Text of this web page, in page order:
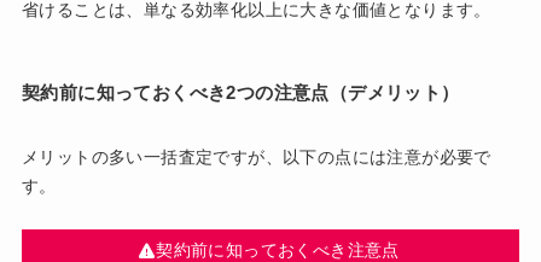
省けることは、単なる効率化以上に大きな価値となります。
契約前に知っておくべき2つの注意点（デメリット）
メリットの多い一括査定ですが、以下の点には注意が必要で
す。
契約前に知っておくべき注意点